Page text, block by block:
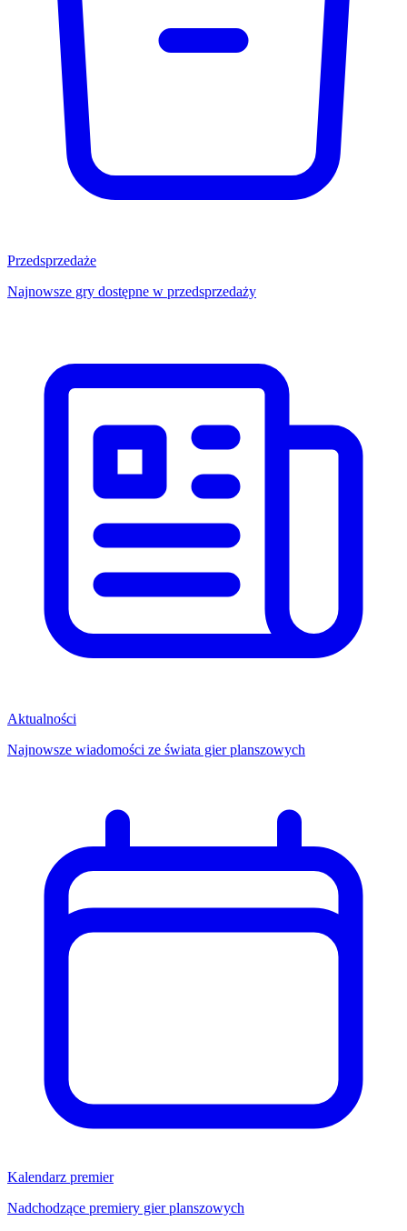
Przedsprzedaże
Najnowsze gry dostępne w przedsprzedaży
Aktualności
Najnowsze wiadomości ze świata gier planszowych
Kalendarz premier
Nadchodzące premiery gier planszowych